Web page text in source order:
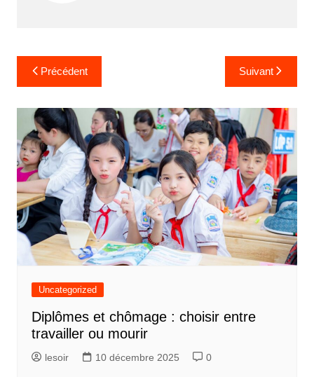
Navigation
de
l’article
Précédent Suivant
Uncategorized
Diplômes et chômage : choisir entre
travailler ou mourir
lesoir 10 décembre 2025 0